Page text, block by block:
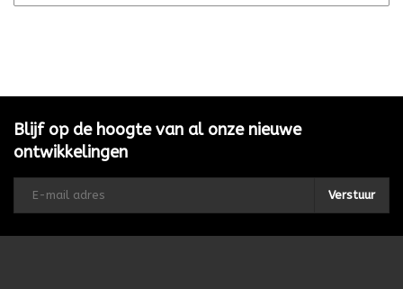
Blijf op de hoogte van al onze nieuwe
ontwikkelingen
Verstuur